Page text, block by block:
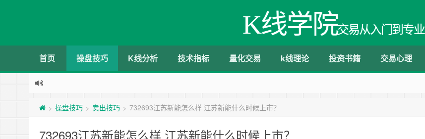
K线学院交易从入门到专业
首页 操盘技巧 K线分析 技术指标 量化交易 k线理论 投资书籍 交易心理
> 操盘技巧 > 卖出技巧 > 732693江苏新能怎么样 江苏新能什么时候上市？
732693江苏新能怎么样 江苏新能什么时候上市？